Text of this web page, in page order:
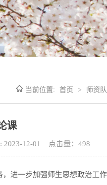
当前位置: 首页 > 师资
课
12-01 点击量： 498
进一步加强师生思想政治工